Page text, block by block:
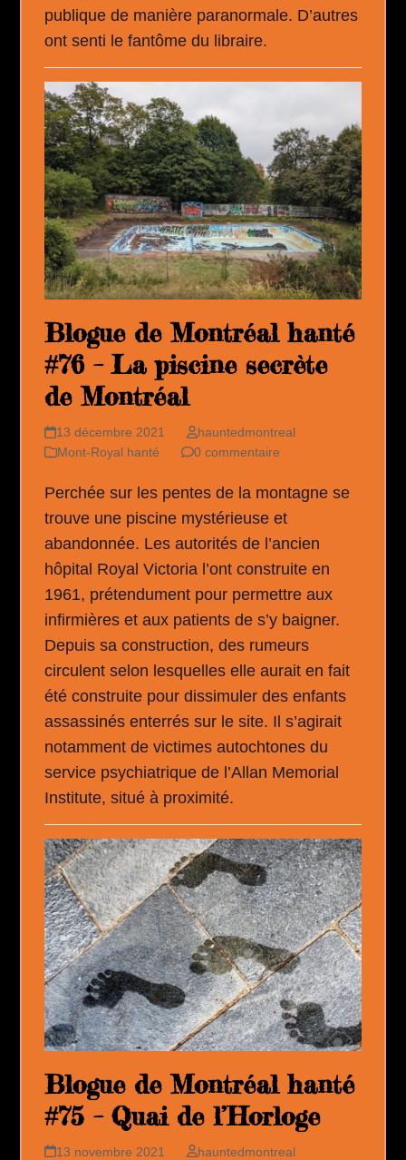
publique de manière paranormale. D’autres
ont senti le fantôme du libraire.
Blogue de Montréal hanté
#76 – La piscine secrète
de Montréal
13 décembre 2021
hauntedmontreal
Mont-Royal hanté
0 commentaire
Perchée sur les pentes de la montagne se
trouve une piscine mystérieuse et
abandonnée. Les autorités de l’ancien
hôpital Royal Victoria l’ont construite en
1961, prétendument pour permettre aux
infirmières et aux patients de s’y baigner.
Depuis sa construction, des rumeurs
circulent selon lesquelles elle aurait en fait
été construite pour dissimuler des enfants
assassinés enterrés sur le site. Il s’agirait
notamment de victimes autochtones du
service psychiatrique de l’Allan Memorial
Institute, situé à proximité.
Blogue de Montréal hanté
#75 – Quai de l’Horloge
13 novembre 2021 hauntedmontreal